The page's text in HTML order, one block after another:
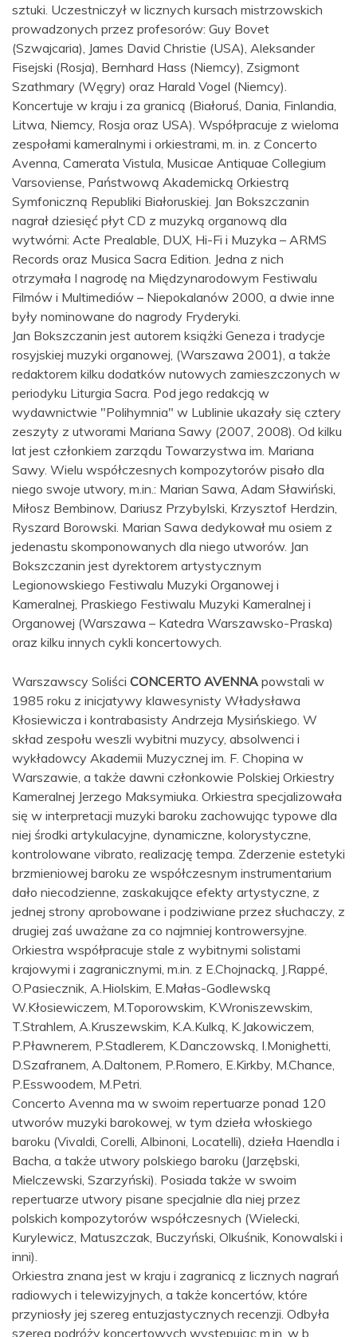
sztuki. Uczestniczył w licznych kursach mistrzowskich
prowadzonych przez profesorów: Guy Bovet
(Szwajcaria), James David Christie (USA), Aleksander
Fisejski (Rosja), Bernhard Hass (Niemcy), Zsigmont
Szathmary (Węgry) oraz Harald Vogel (Niemcy).
Koncertuje w kraju i za granicą (Białoruś, Dania, Finlandia,
Litwa, Niemcy, Rosja oraz USA). Współpracuje z wieloma
zespołami kameralnymi i orkiestrami, m. in. z Concerto
Avenna, Camerata Vistula, Musicae Antiquae Collegium
Varsoviense, Państwową Akademicką Orkiestrą
Symfoniczną Republiki Białoruskiej. Jan Bokszczanin
nagrał dziesięć płyt CD z muzyką organową dla
wytwórni: Acte Prealable, DUX, Hi-Fi i Muzyka – ARMS
Records oraz Musica Sacra Edition. Jedna z nich
otrzymała I nagrodę na Międzynarodowym Festiwalu
Filmów i Multimediów – Niepokalanów 2000, a dwie inne
były nominowane do nagrody Fryderyki.
Jan Bokszczanin jest autorem książki Geneza i tradycje
rosyjskiej muzyki organowej, (Warszawa 2001), a także
redaktorem kilku dodatków nutowych zamieszczonych w
periodyku Liturgia Sacra. Pod jego redakcją w
wydawnictwie "Polihymnia" w Lublinie ukazały się cztery
zeszyty z utworami Mariana Sawy (2007, 2008). Od kilku
lat jest członkiem zarządu Towarzystwa im. Mariana
Sawy. Wielu współczesnych kompozytorów pisało dla
niego swoje utwory, m.in.: Marian Sawa, Adam Sławiński,
Miłosz Bembinow, Dariusz Przybylski, Krzysztof Herdzin,
Ryszard Borowski. Marian Sawa dedykował mu osiem z
jedenastu skomponowanych dla niego utworów. Jan
Bokszczanin jest dyrektorem artystycznym
Legionowskiego Festiwalu Muzyki Organowej i
Kameralnej, Praskiego Festiwalu Muzyki Kameralnej i
Organowej (Warszawa – Katedra Warszawsko-Praska)
oraz kilku innych cykli koncertowych.
Warszawscy Soliści CONCERTO AVENNA powstali w
1985 roku z inicjatywy klawesynisty Władysława
Kłosiewicza i kontrabasisty Andrzeja Mysińskiego. W
skład zespołu weszli wybitni muzycy, absolwenci i
wykładowcy Akademii Muzycznej im. F. Chopina w
Warszawie, a także dawni członkowie Polskiej Orkiestry
Kameralnej Jerzego Maksymiuka. Orkiestra specjalizowała
się w interpretacji muzyki baroku zachowując typowe dla
niej środki artykulacyjne, dynamiczne, kolorystyczne,
kontrolowane vibrato, realizację tempa. Zderzenie estetyki
brzmieniowej baroku ze współczesnym instrumentarium
dało niecodzienne, zaskakujące efekty artystyczne, z
jednej strony aprobowane i podziwiane przez słuchaczy, z
drugiej zaś uważane za co najmniej kontrowersyjne.
Orkiestra współpracuje stale z wybitnymi solistami
krajowymi i zagranicznymi, m.in. z E.Chojnacką, J.Rappé,
O.Pasiecznik, A.Hiolskim, E.Małas-Godlewską
W.Kłosiewiczem, M.Toporowskim, K.Wroniszewskim,
T.Strahlem, A.Kruszewskim, K.A.Kulką, K.Jakowiczem,
P.Pławnerem, P.Stadlerem, K.Danczowską, I.Monighetti,
D.Szafranem, A.Daltonem, P.Romero, E.Kirkby, M.Chance,
P.Esswoodem, M.Petri.
Concerto Avenna ma w swoim repertuarze ponad 120
utworów muzyki barokowej, w tym dzieła włoskiego
baroku (Vivaldi, Corelli, Albinoni, Locatelli), dzieła Haendla i
Bacha, a także utwory polskiego baroku (Jarzębski,
Mielczewski, Szarzyński). Posiada także w swoim
repertuarze utwory pisane specjalnie dla niej przez
polskich kompozytorów współczesnych (Wielecki,
Kurylewicz, Matuszczak, Buczyński, Olkuśnik, Konowalski i
inni).
Orkiestra znana jest w kraju i zagranicą z licznych nagrań
radiowych i telewizyjnych, a także koncertów, które
przyniosły jej szereg entuzjastycznych recenzji. Odbyła
szereg podróży koncertowych występując m.in. w b.